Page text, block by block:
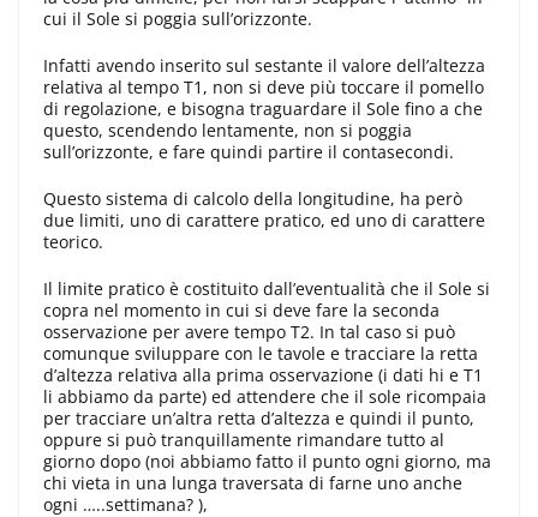
cui il Sole si poggia sull’orizzonte.
Infatti avendo inserito sul sestante il valore dell’al­tezza
relativa al tempo T1, non si deve più toccare il pomello
di regolazio­ne, e bisogna traguardare il Sole fino a che
questo, scendendo lentamente, non si poggia
sull’orizzonte, e fare quindi partire il contasecondi.
Questo sistema di calcolo della longitudine, ha però
due limiti, uno di carattere pratico, ed uno di carattere
teorico.
Il limite pratico è costituito dall’even­tualità che il Sole si
copra nel mo­mento in cui si deve fare la seconda
osservazione per avere tempo T2. In tal caso si può
comunque sviluppa­re con le tavole e tracciare la retta
d’altezza relativa alla prima osserva­zione (i dati hi e T1
li abbiamo da parte) ed attendere che il sole ricom­paia
per tracciare un’altra retta d’al­tezza e quindi il punto,
oppure si può tranquillamente rimandare tutto al
giorno dopo (noi abbiamo fatto il punto ogni giorno, ma
chi vieta in una lunga traversata di farne uno an­che
ogni …..settimana? ),